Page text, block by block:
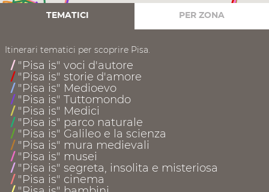
TEMATICI PER ZONA
Itinerari tematici per scoprire Pisa.
/"Pisa is" voci d'autore
/"Pisa is" storie d'amore
/"Pisa is" Medioevo
/"Pisa is" Tuttomondo
/"Pisa is" Medici
/"Pisa is" parco naturale
/"Pisa is" Galileo e la scienza
/"Pisa is" mura medievali
/"Pisa is" musei
/"Pisa is" segreta, insolita e misteriosa
/"Pisa is" cinema